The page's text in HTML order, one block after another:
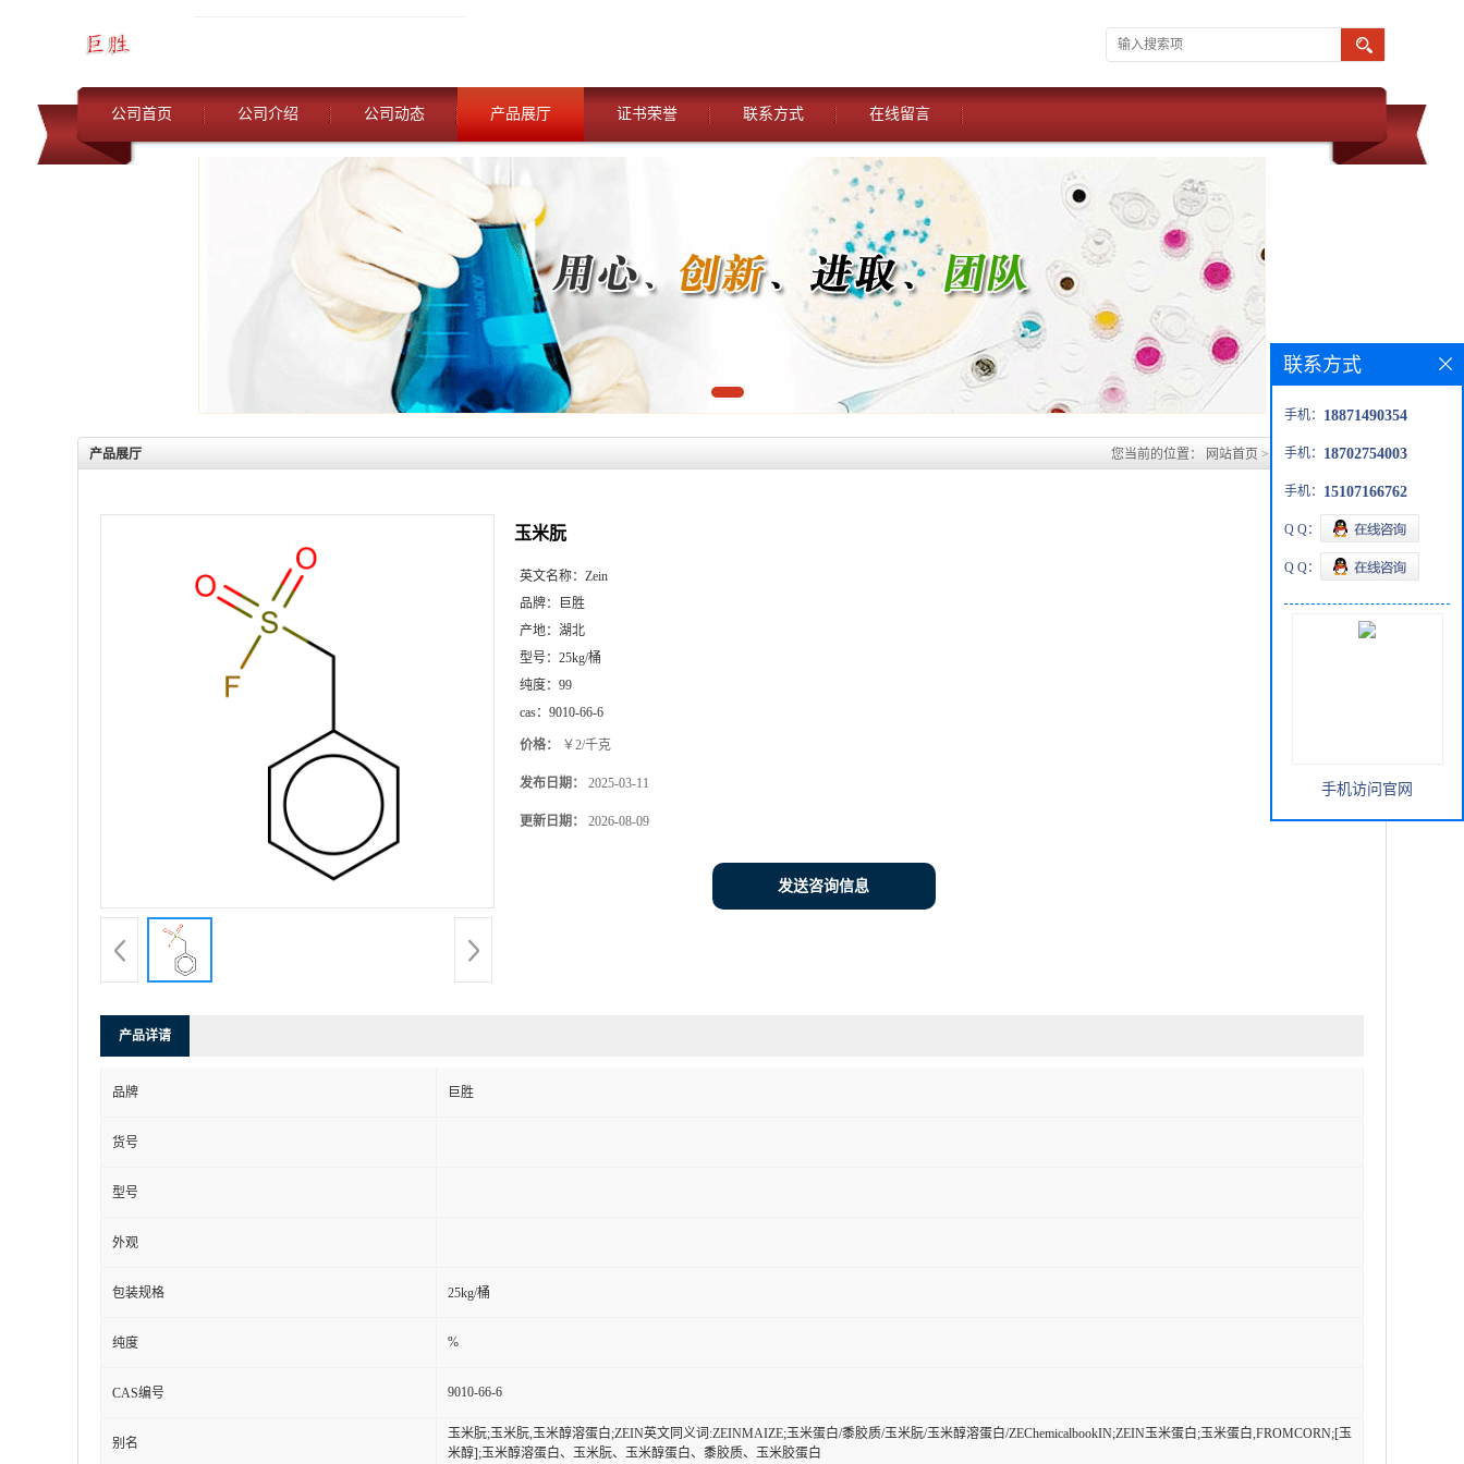
公司首页 公司介绍 公司动态 产品展厅 证书荣誉 联系方式 在线留言
产品展厅 您当前的位置： 网站首页 > 产品展厅 >玉米朊
玉米朊
英文名称： Zein
品牌：
巨胜
产地： 湖北
型号： 25kg/桶
纯度： 99
cas： 9010-66-6
价格： ￥2/千克
发布日期： 2025-03-11
更新日期： 2026-08-09
发送咨询信息
产品详请
品牌 巨胜
货号
型号
外观
包装规格 25kg/桶
纯度 %
CAS编号 9010-66-6
别名
玉米朊;玉米朊,玉米醇溶蛋白;ZEIN英文同义词:ZEINMAIZE;玉米蛋白/黍胶质/玉米朊/玉米醇溶蛋白/ZEChemicalbookIN;ZEIN玉米蛋白;玉米蛋白,FROMCORN;[玉
米醇];玉米醇溶蛋白、玉米朊、玉米醇蛋白、黍胶质、玉米胶蛋白
联系方式
手机： 18871490354
手机： 18702754003
手机： 15107166762
Q Q：
Q Q：
手机访问官网